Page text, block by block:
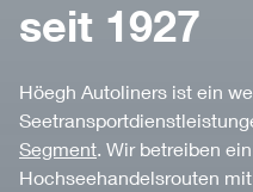
seit 1927
Höegh Autoliners ist ein
Segment . Wir betreiben
Hochseehandelsrouten